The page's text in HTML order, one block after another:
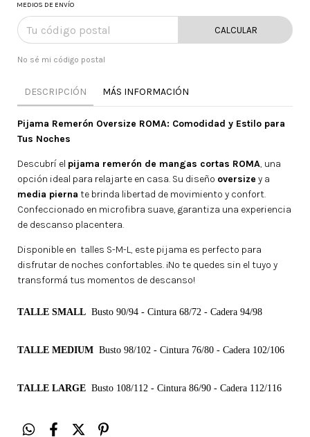
MEDIOS DE ENVÍO
CALCULAR
No sé mi código postal
DESCRIPCIÓN MÁS INFORMACIÓN
Pijama Remerón Oversize ROMA: Comodidad y Estilo para
Tus Noches
Descubrí el pijama remerón de mangas cortas ROMA, una
opción ideal para relajarte en casa. Su diseño oversize y a
media pierna te brinda libertad de movimiento y confort.
Confeccionado en microfibra suave, garantiza una experiencia
de descanso placentera.
Disponible en talles S-M-L, este pijama es perfecto para
disfrutar de noches confortables. ¡No te quedes sin el tuyo y
transformá tus momentos de descanso!
TALLE SMALL Busto 90/94 - Cintura 68/72 - Cadera 94/98
TALLE MEDIUM Busto 98/102 - Cintura 76/80 - Cadera 102/106
TALLE LARGE Busto 108/112 - Cintura 86/90 - Cadera 112/116